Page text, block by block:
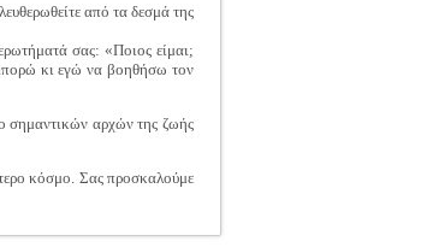
από τα δεσμά της
σας: «Ποιος είμαι;
κι εγώ να βοηθήσω τον
σημαντικών αρχών της ζωής
κόσμο. Σας προσκαλούμε